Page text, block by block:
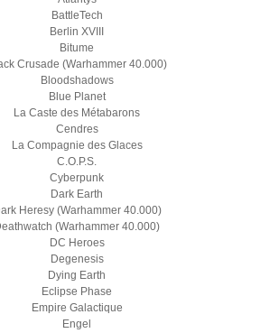
BattleTech
Berlin XVIII
Bitume
Crusade (Warhammer 40.000)
Bloodshadows
Blue Planet
La Caste des Métabarons
Cendres
La Compagnie des Glaces
C.O.P.S.
Cyberpunk
Dark Earth
Heresy (Warhammer 40.000)
(Warhammer 40.000)
DC Heroes
Degenesis
Dying Earth
Eclipse Phase
Empire Galactique
Engel